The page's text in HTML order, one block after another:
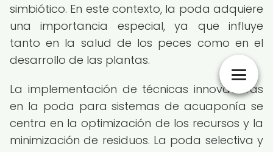
simbiótico. En este contexto, la poda adquiere
una importancia especial, ya que influye
tanto en la salud de los peces como en el
desarrollo de las plantas.
La implementación de técnicas innovadoras
en la poda para sistemas de acuaponía se
centra en la optimización de los recursos y la
minimización de residuos. La poda selectiva y